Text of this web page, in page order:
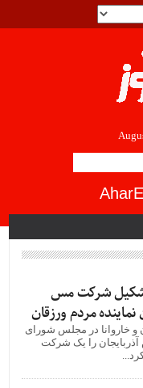
شرکت مس
نماینده مردم ورزقان
و خاروانا در مجلس شورای
را یک شرکت